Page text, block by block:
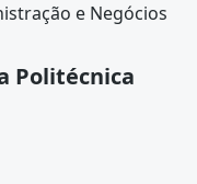
e Negócios
Politécnica